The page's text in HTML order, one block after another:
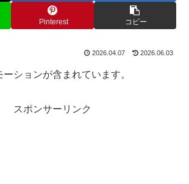
Pinterest コピー
2026.04.07 2026.06.03
ションが含まれています。
スポンサーリンク